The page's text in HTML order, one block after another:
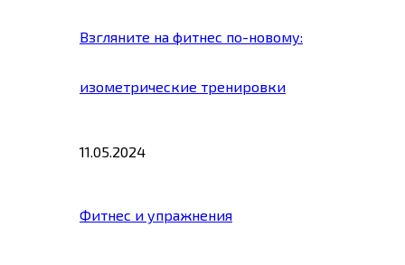
Взгляните на фитнес по-новому:
изометрические тренировки
11.05.2024
Фитнес и упражнения